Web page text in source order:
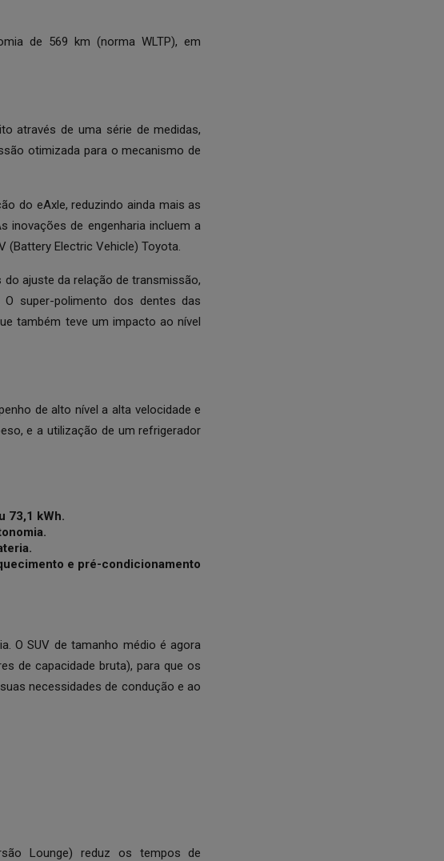
de 569 km (norma WLTP), em
através de uma série de medidas,
otimizada para o mecanismo de
do eAxle, reduzindo ainda mais as
inovações de engenharia incluem a
(Battery Electric Vehicle) Toyota.
ajuste da relação de transmissão,
super-polimento dos dentes das
também teve um impacto ao nível
de alto nível a alta velocidade e
e a utilização de um refrigerador
73,1 kWh.
e pré-condicionamento
O SUV de tamanho médio é agora
de capacidade bruta), para que os
necessidades de condução e ao
Lounge) reduz os tempos de